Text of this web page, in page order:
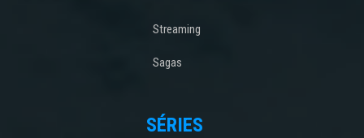
Streaming
Sagas
SÉRIES